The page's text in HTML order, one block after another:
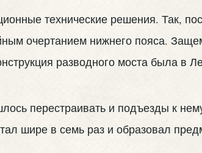
технические решения. Так,
очертанием нижнего пояса.
разводного моста была в
перестраивать и подъезды к
шире в семь раз и образовал